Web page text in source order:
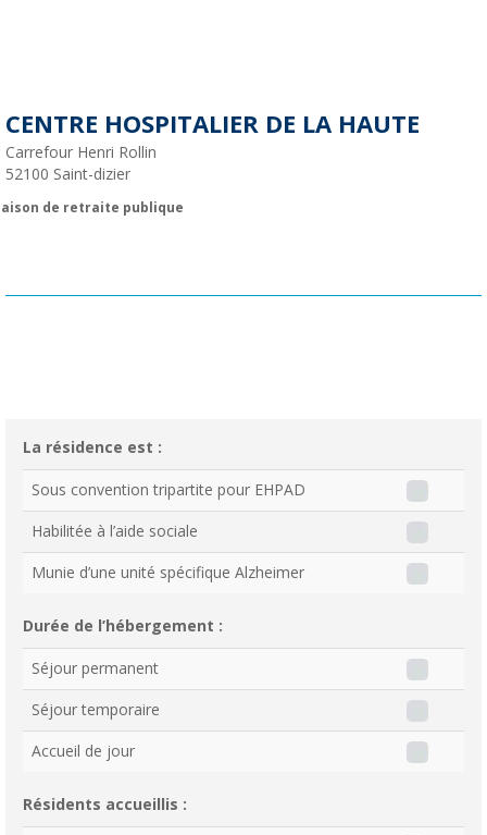
CENTRE HOSPITALIER DE LA HAUTE
Carrefour Henri Rollin
52100 Saint-dizier
de retraite publique
La résidence est :
Sous convention tripartite pour EHPAD
Habilitée à l’aide sociale
Munie d’une unité spécifique Alzheimer
Durée de l’hébergement :
Séjour permanent
Séjour temporaire
Accueil de jour
Résidents accueillis :